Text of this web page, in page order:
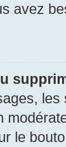
avez
le